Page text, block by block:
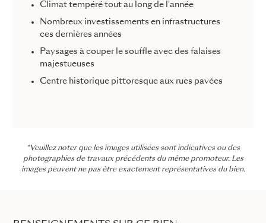
Climat tempéré tout au long de l'année
Nombreux investissements en infrastructures
ces dernières années
Paysages à couper le souffle avec des falaises
majestueuses
Centre historique pittoresque aux rues pavées
*Veuillez noter que les images utilisées sont indicatives ou des
photographies de travaux précédents du même promoteur. Les
images peuvent ne pas être exactement représentatives du bien.